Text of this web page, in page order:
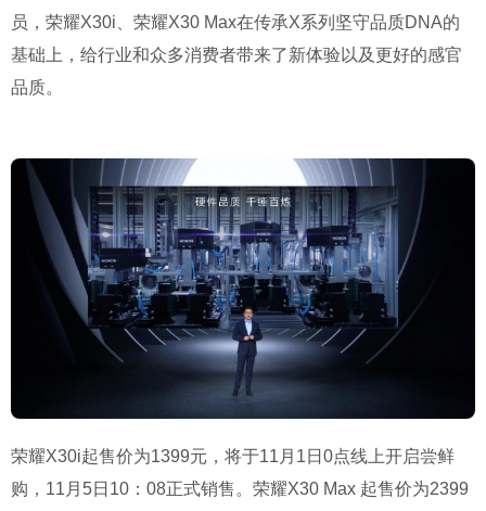
员，荣耀X30i、荣耀X30 Max在传承X系列坚守品质DNA的
基础上，给行业和众多消费者带来了新体验以及更好的感官
品质。
荣耀X30i起售价为1399元，将于11月1日0点线上开启尝鲜
购，11月5日10：08正式销售。荣耀X30 Max 起售价为2399